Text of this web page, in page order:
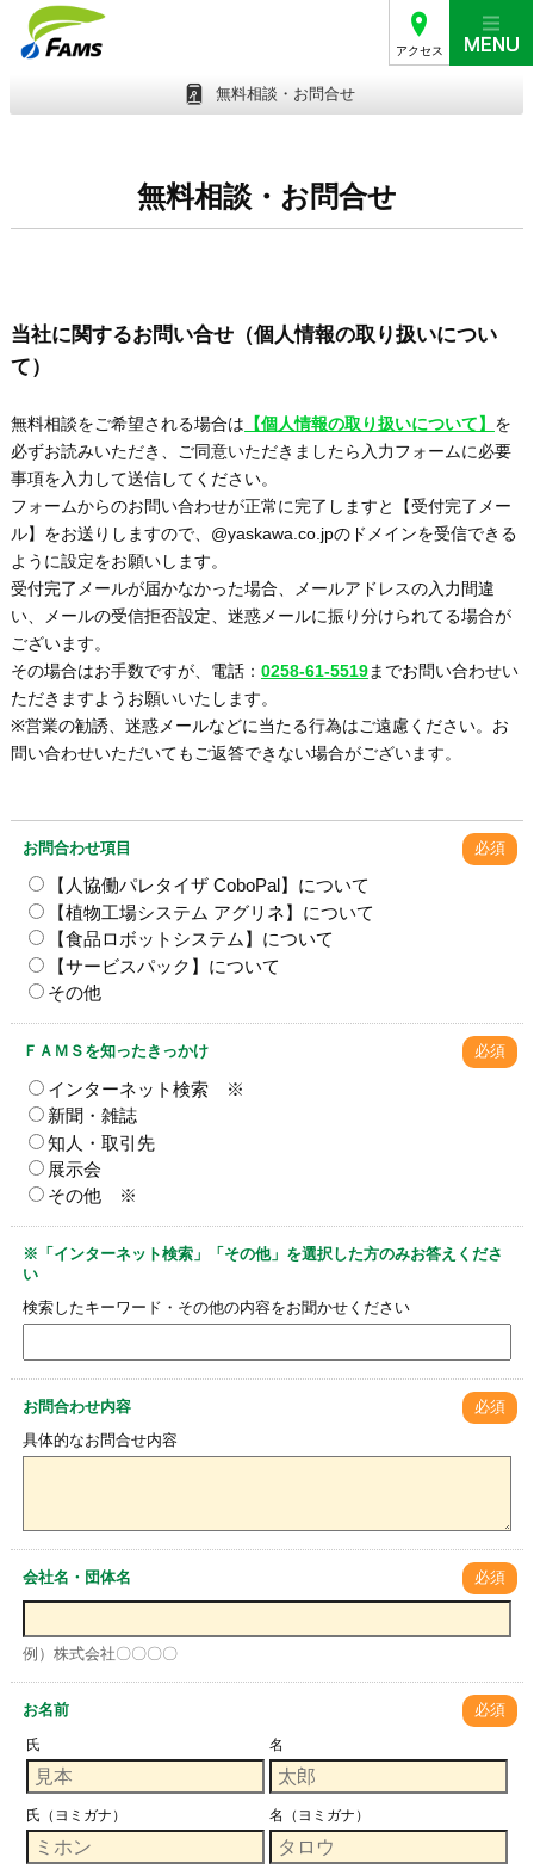
アクセス
無料相談・お問合せ
無料相談・お問合せ
当社に関するお問い合せ（個人情報の取り扱いについ
て）
無料相談をご希望される場合は 【個人情報の取り扱いについて】 を
必ずお読みいただき、ご同意いただきましたら入力フォームに必要
事項を入力して送信してください。
フォームからのお問い合わせが正常に完了しますと【受付完了メー
ル】をお送りしますので、@yaskawa.co.jpのドメインを受信できる
ように設定をお願いします。
受付完了メールが届かなかった場合、メールアドレスの入力間違
い、メールの受信拒否設定、迷惑メールに振り分けられてる場合が
ございます。
その場合はお手数ですが、電話： 0258-61-5519までお問い合わせい
ただきますようお願いいたします。
※営業の勧誘、迷惑メールなどに当たる行為はご遠慮ください。お
問い合わせいただいてもご返答できない場合がございます。
お問合わせ項目 必須
【人協働パレタイザ CoboPal】について
【植物工場システム アグリネ】について
【食品ロボットシステム】について
【サービスパック】について
その他
ＦＡＭＳを知ったきっかけ 必須
インターネット検索 ※
新聞・雑誌
知人・取引先
展示会
その他 ※
※「インターネット検索」「その他」を選択した方のみお答えくださ
い
検索したキーワード・その他の内容をお聞かせください
お問合わせ内容
必須
具体的なお問合せ内容
会社名・団体名 必須
例）株式会社〇〇〇〇
お名前 必須
氏 名
氏（ヨミガナ） 名（ヨミガナ）